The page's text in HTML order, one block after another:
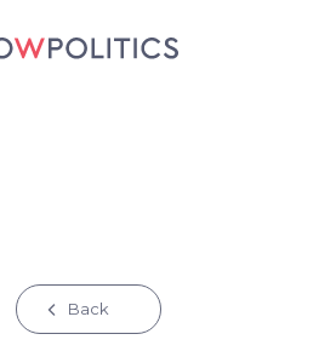
Back